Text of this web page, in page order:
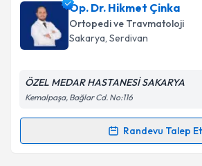
Op. Dr. Necdet Işıklıiçin randevu
oluşturun. Size bu uzmandan
takvim hazırlandığında e-posta ile
Kişisel verilerimin işlenmesine
Metni'ni okudum ve kişisel
Op. Dr. Hikmet Çinka
Ortopedi ve Travmatoloji
Sakarya, Serdivan
ÖZEL MEDAR HASTANESİ SAKARYA
Kemalpaşa, Bağlar Cd. No:116
Randevu Talep Et
Randevu Takvimi Talebi